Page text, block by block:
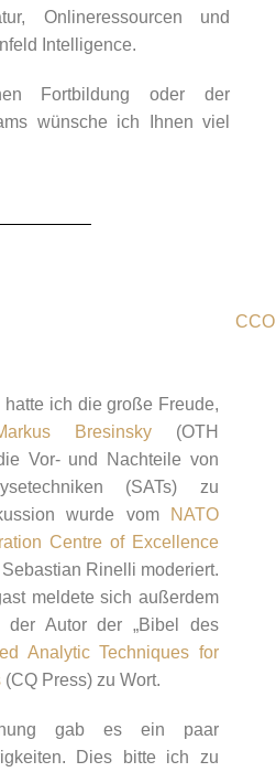
Onlineressourcen und
Intelligence.
Fortbildung oder der
wünsche ich Ihnen viel
hatte ich die große Freude,
Bresinsky (OTH
Vor- und Nachteile von
(SATs) zu
wurde vom
NATO
Centre of Excellence
Rinelli moderiert.
meldete sich außerdem
der Autor der „Bibel des
Analytic Techniques for
(CQ Press) zu Wort.
gab es ein paar
Dies bitte ich zu